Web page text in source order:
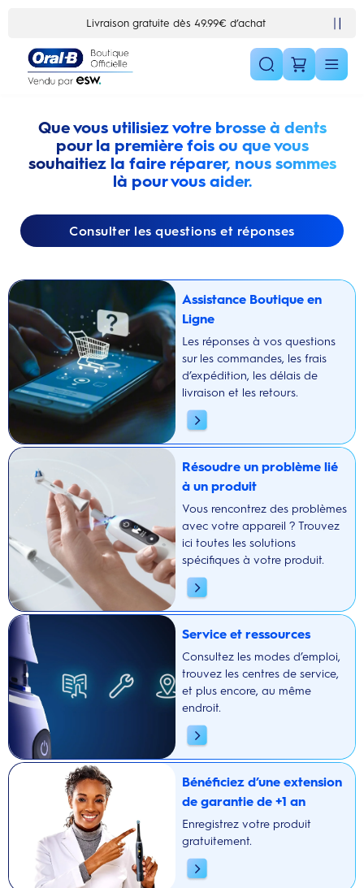
Que vous utilisiez votre brosse à dents
pour la première fois ou que vous
souhaitiez la faire réparer, nous sommes
là pour vous aider.
Consulter les questions et réponses
Assistance Boutique en
Ligne
Les réponses à vos questions
sur les commandes, les frais
d’expédition, les délais de
livraison et les retours.
Résoudre un problème lié
à un produit
Vous rencontrez des problèmes
avec votre appareil ? Trouvez
ici toutes les solutions
spécifiques à votre produit.
Service et ressources
Consultez les modes d’emploi,
trouvez les centres de service,
et plus encore, au même
endroit.
Bénéficiez d’une extension
de garantie de +1 an
Enregistrez votre produit
gratuitement.